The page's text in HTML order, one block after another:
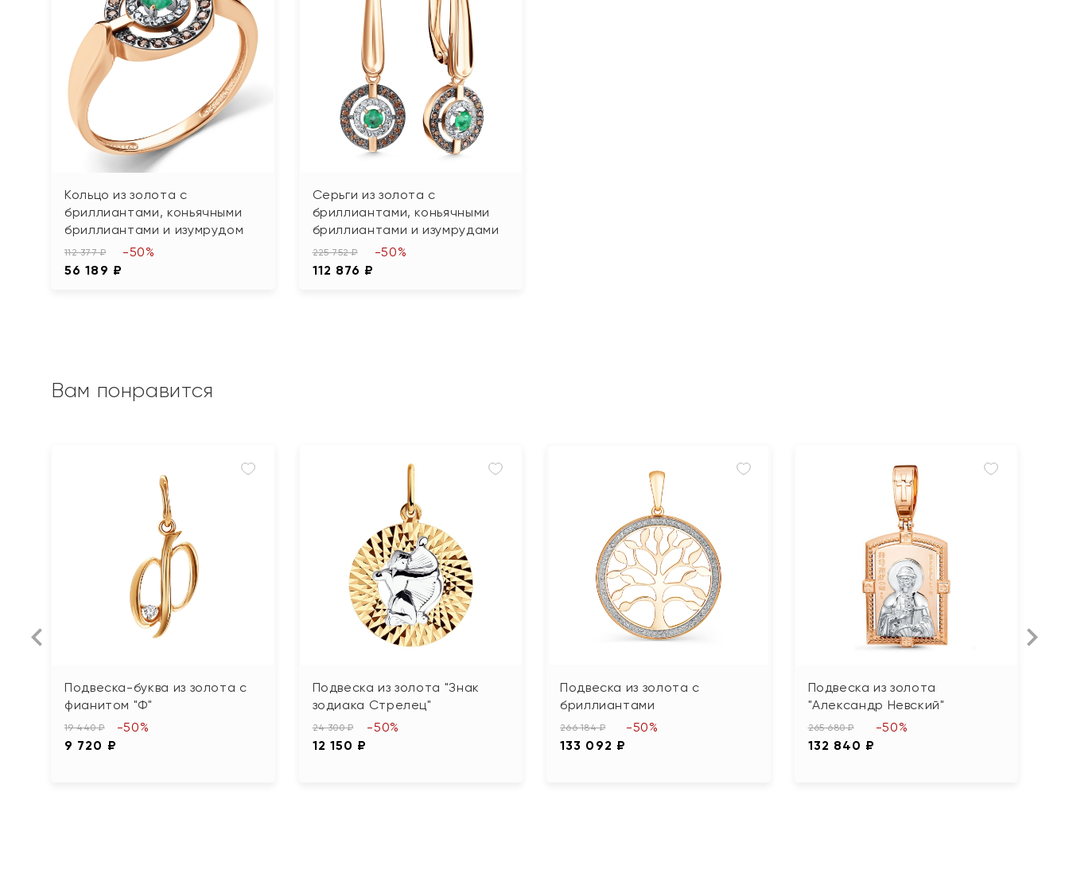
Кольцо из золота с
бриллиантами, коньячными
бриллиантами и изумрудом
112 377 ₽
56 189 ₽
-50%
Серьги из золота с
бриллиантами, коньячными
бриллиантами и изумрудами
225 752 ₽
112 876 ₽
-50%
Вам понравится
Подвеска-буква из золота с
фианитом "Ф"
19 440 ₽
9 720 ₽
-50%
Подвеска из золота "Знак
зодиака Стрелец"
24 300 ₽
12 150 ₽
-50%
Подвеска из золота с
бриллиантами
266 184 ₽
133 092 ₽
-50%
Подвеска из золота
"Александр Невский"
265 680 ₽
132 840 ₽
-50%